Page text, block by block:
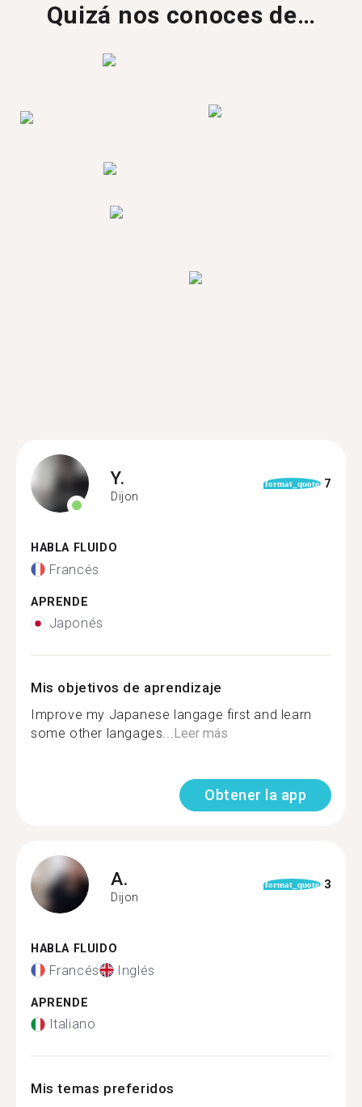
Quizá nos conoces de…
Y.
Dijon
format_quote 7
HABLA FLUIDO
Francés
APRENDE
Japonés
Mis objetivos de aprendizaje
Improve my Japanese langage first and learn
some other langages...Leer más
Obtener la app
A.
Dijon
format_quote 3
HABLA FLUIDO
Francés Inglés
APRENDE
Italiano
Mis temas preferidos